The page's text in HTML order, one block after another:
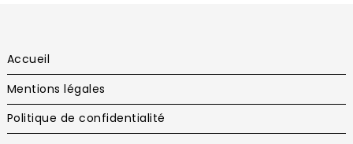
Accueil
Mentions légales
Politique de confidentialité